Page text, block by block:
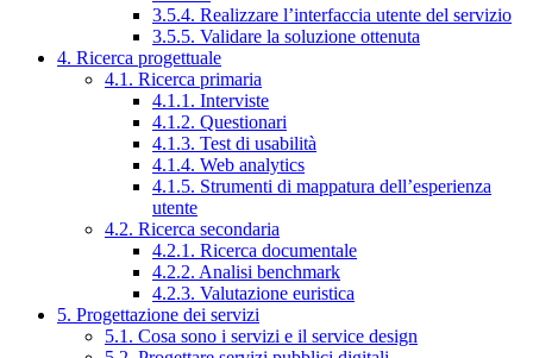
3.5.4. Realizzare l’interfaccia utente del servizio
3.5.5. Validare la soluzione ottenuta
4. Ricerca progettuale
4.1. Ricerca primaria
4.1.1. Interviste
4.1.2. Questionari
4.1.3. Test di usabilità
4.1.4. Web analytics
4.1.5. Strumenti di mappatura dell’esperienza
utente
4.2. Ricerca secondaria
4.2.1. Ricerca documentale
4.2.2. Analisi benchmark
4.2.3. Valutazione euristica
5. Progettazione dei servizi
5.1. Cosa sono i servizi e il service design